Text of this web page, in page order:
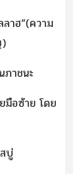
าฮ”(ความ
ภาชนะ
มือซ้าย โดย
บู่